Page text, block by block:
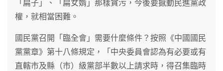
「扁子」、「扁女婿」那樣貪污，今後要撼動民進黨政
權，就相當困難。
國民黨召開「臨全會」需要什麼條件？按照《中國國民
黨黨章》第十八條規定，「中央委員會認為有必要或有
直轄市及縣（市）級黨部半數以上請求時，得召集臨時